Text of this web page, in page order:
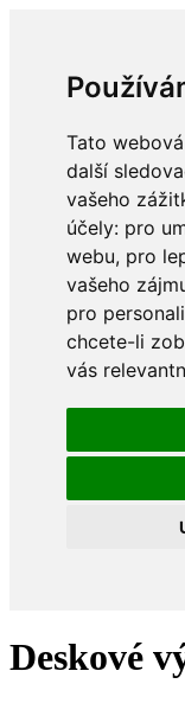
Tato
další
vašeho
účely: pro
webu, pro
vašeho
pro
chcete-li
vás
Deskové